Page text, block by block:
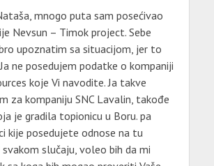
mnogo puta sam posećivao
Nevsun – Timok project. Sebe
upoznatim sa situacijom, jer to
ne posedujem podatke o kompaniji
koje Vi navodite. Ja takve
za kompaniju SNC Lavalin, takođe
je gradila topionicu u Boru. pa
kije posedujete odnose na tu
svakom slučaju, voleo bih da mi